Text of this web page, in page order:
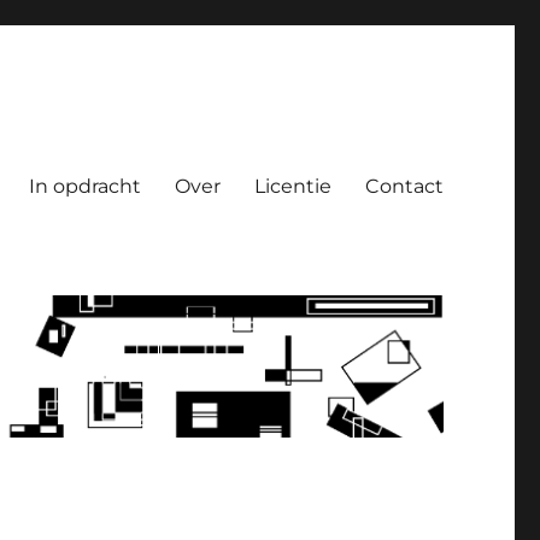
In opdracht Over Licentie Contact